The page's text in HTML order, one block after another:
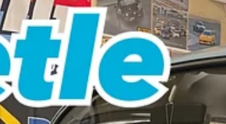
チも劣化していたので交換☺️✨ また、クラッチが
切り切らないとの事なので調整しました‼️...